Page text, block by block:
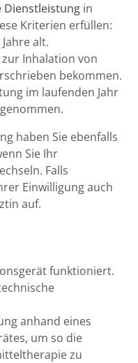
Dienstleistung in
Kriterien erfüllen:
alt.
Inhalation von
bekommen.
im laufenden Jahr
haben Sie ebenfalls
Sie Ihr
Falls
Einwilligung auch
auf.
funktioniert.
anhand eines
um so die
zu